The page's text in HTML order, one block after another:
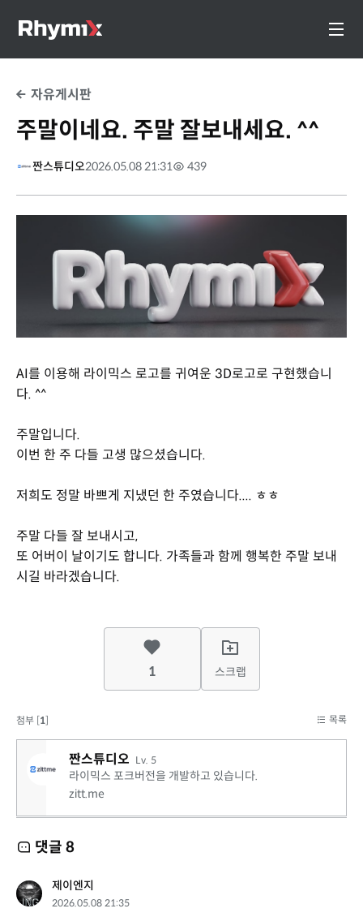
자유게시판
주말이네요. 주말 잘보내세요. ^^
짠스튜디오2026.05.08 21:31 439
AI를 이용해 라이믹스 로고를 귀여운 3D로고로 구현했습니
다. ^^
주말입니다.
이번 한 주 다들 고생 많으셨습니다.
저희도 정말 바쁘게 지냈던 한 주였습니다.... ㅎㅎ
주말 다들 잘 보내시고,
또 어버이 날이기도 합니다. 가족들과 함께 행복한 주말 보내
시길 바라겠습니다.
1 스크랩
첨부 [1] 목록
짠스튜디오 Lv. 5
라이믹스 포크버전을 개발하고 있습니다.
zitt.me
댓글 8
제이엔지
2026.05.08 21:35